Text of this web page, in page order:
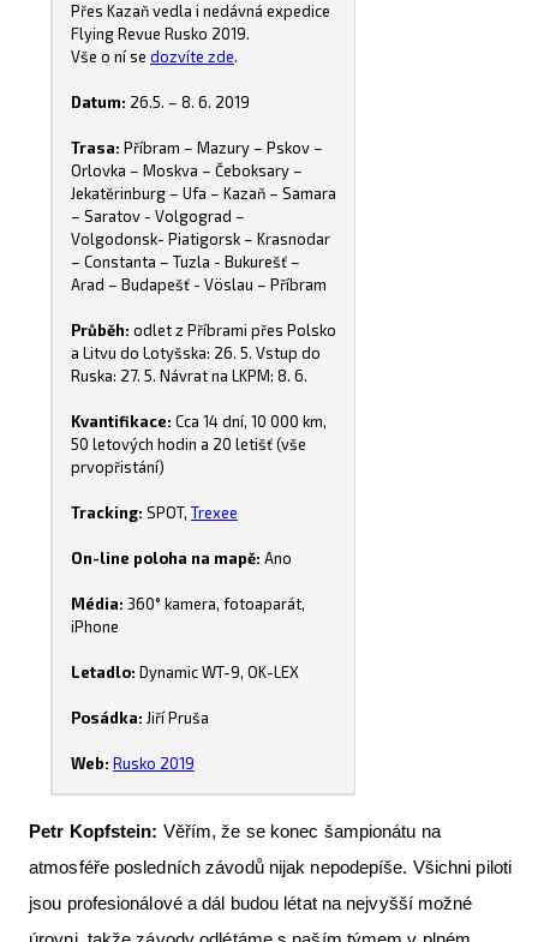
Přes Kazaň vedla i nedávná expedice
Flying Revue Rusko 2019.
Vše o ní se dozvíte zde.
Datum: 26.5. – 8. 6. 2019
Trasa: Příbram – Mazury – Pskov –
Orlovka – Moskva – Čeboksary –
Jekatěrinburg – Ufa – Kazaň – Samara
– Saratov - Volgograd –
Volgodonsk- Piatigorsk – Krasnodar
– Constanta – Tuzla - Bukurešť –
Arad – Budapešť - Vöslau – Příbram
Průběh: odlet z Příbrami přes Polsko
a Litvu do Lotyšska: 26. 5. Vstup do
Ruska: 27. 5. Návrat na LKPM: 8. 6.
Kvantifikace: Cca 14 dní, 10 000 km,
50 letových hodin a 20 letišť (vše
prvopřistání)
Tracking: SPOT, Trexee
On-line poloha na mapě: Ano
Média: 360° kamera, fotoaparát,
iPhone
Letadlo: Dynamic WT-9, OK-LEX
Posádka: Jiří Pruša
Web: Rusko 2019
Petr Kopfstein: Věřím, že se konec šampionátu na
atmosféře posledních závodů nijak nepodepíše. Všichni piloti
jsou profesionálové a dál budou létat na nejvyšší možné